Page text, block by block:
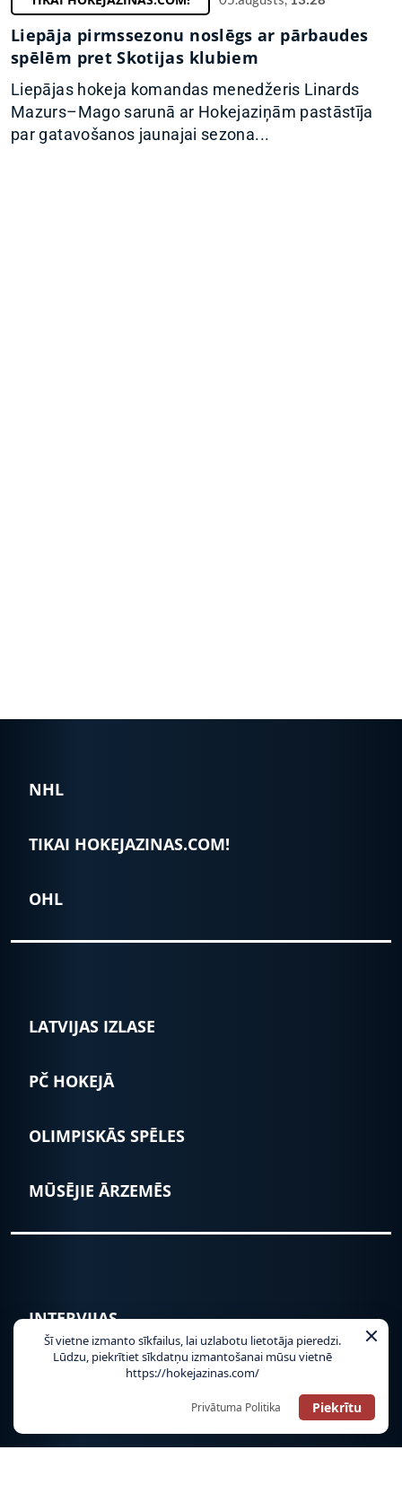
Liepāja pirmssezonu noslēgs ar pārbaudes
spēlēm pret Skotijas klubiem
Liepājas hokeja komandas menedžeris Linards
Mazurs–Mago sarunā ar Hokejaziņām pastāstīja
par gatavošanos jaunajai sezona...
NHL
TIKAI HOKEJAZINAS.COM!
OHL
LATVIJAS IZLASE
PČ HOKEJĀ
OLIMPISKĀS SPĒLES
MŪSĒJIE ĀRZEMĒS
INTERVIJAS
Šī vietne izmanto sīkfailus, lai uzlabotu lietotāja pieredzi.
Lūdzu, piekrītiet sīkdatņu izmantošanai mūsu vietnē
https://hokejazinas.com/
Privātuma Politika Piekrītu